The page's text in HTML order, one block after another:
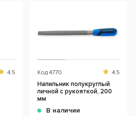
4.5 Код 4770 4.5
Напильник полукруглый
личной с рукояткой, 200
мм
В наличии